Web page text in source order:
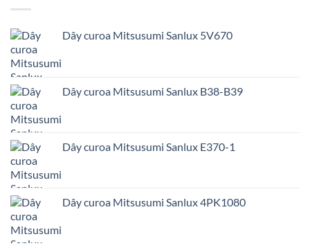
Dây curoa Mitsusumi Sanlux 5V670
Dây curoa Mitsusumi Sanlux B38-B39
Dây curoa Mitsusumi Sanlux E370-1
Dây curoa Mitsusumi Sanlux 4PK1080